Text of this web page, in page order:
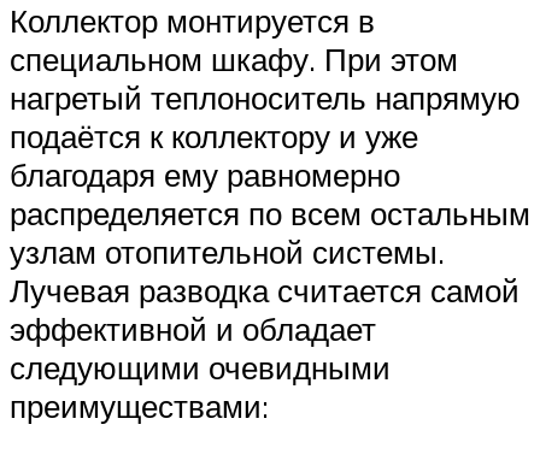
Коллектор монтируется в
специальном шкафу. При этом
нагретый теплоноситель напрямую
подаётся к коллектору и уже
благодаря ему равномерно
распределяется по всем остальным
узлам отопительной системы.
Лучевая разводка считается самой
эффективной и обладает
следующими очевидными
преимуществами: